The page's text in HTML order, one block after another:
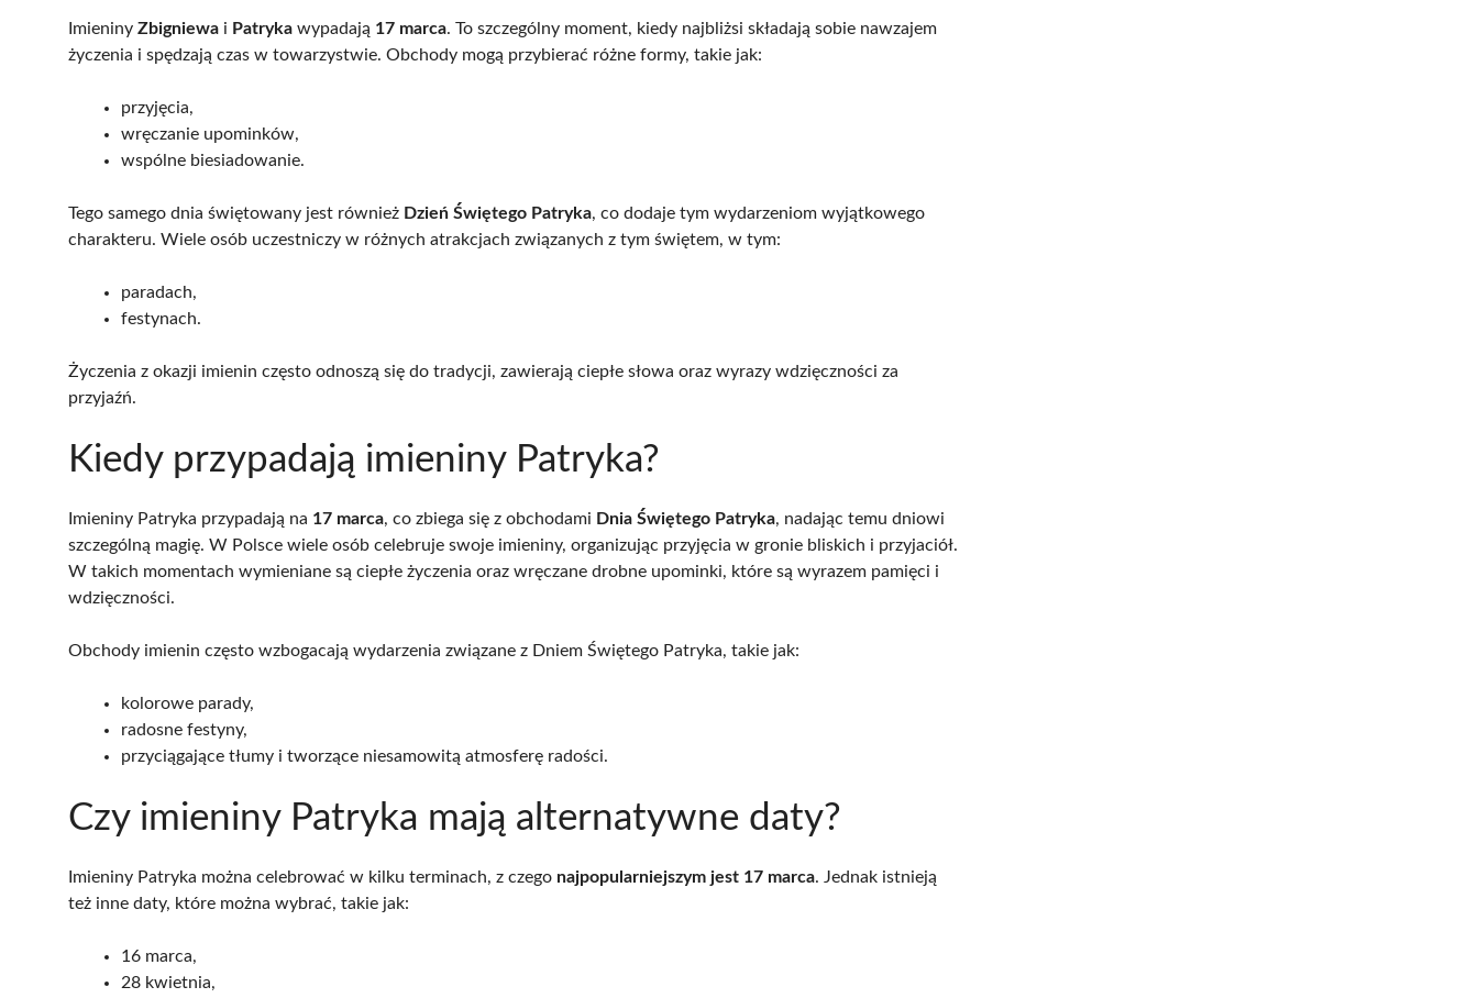
Imieniny Zbigniewa i Patryka wypadają 17 marca. To szczególny moment, kiedy najbliżsi składają sobie nawzajem
życzenia i spędzają czas w towarzystwie. Obchody mogą przybierać różne formy, takie jak:
przyjęcia,
wręczanie upominków,
wspólne biesiadowanie.
Tego samego dnia świętowany jest również Dzień Świętego Patryka, co dodaje tym wydarzeniom wyjątkowego
charakteru. Wiele osób uczestniczy w różnych atrakcjach związanych z tym świętem, w tym:
paradach,
festynach.
Życzenia z okazji imienin często odnoszą się do tradycji, zawierają ciepłe słowa oraz wyrazy wdzięczności za
przyjaźń.
Kiedy przypadają imieniny Patryka?
Imieniny Patryka przypadają na 17 marca, co zbiega się z obchodami Dnia Świętego Patryka, nadając temu dniowi
szczególną magię. W Polsce wiele osób celebruje swoje imieniny, organizując przyjęcia w gronie bliskich i przyjaciół.
W takich momentach wymieniane są ciepłe życzenia oraz wręczane drobne upominki, które są wyrazem pamięci i
wdzięczności.
Obchody imienin często wzbogacają wydarzenia związane z Dniem Świętego Patryka, takie jak:
kolorowe parady,
radosne festyny,
przyciągające tłumy i tworzące niesamowitą atmosferę radości.
Czy imieniny Patryka mają alternatywne daty?
Imieniny Patryka można celebrować w kilku terminach, z czego najpopularniejszym jest 17 marca. Jednak istnieją
też inne daty, które można wybrać, takie jak:
16 marca,
28 kwietnia,